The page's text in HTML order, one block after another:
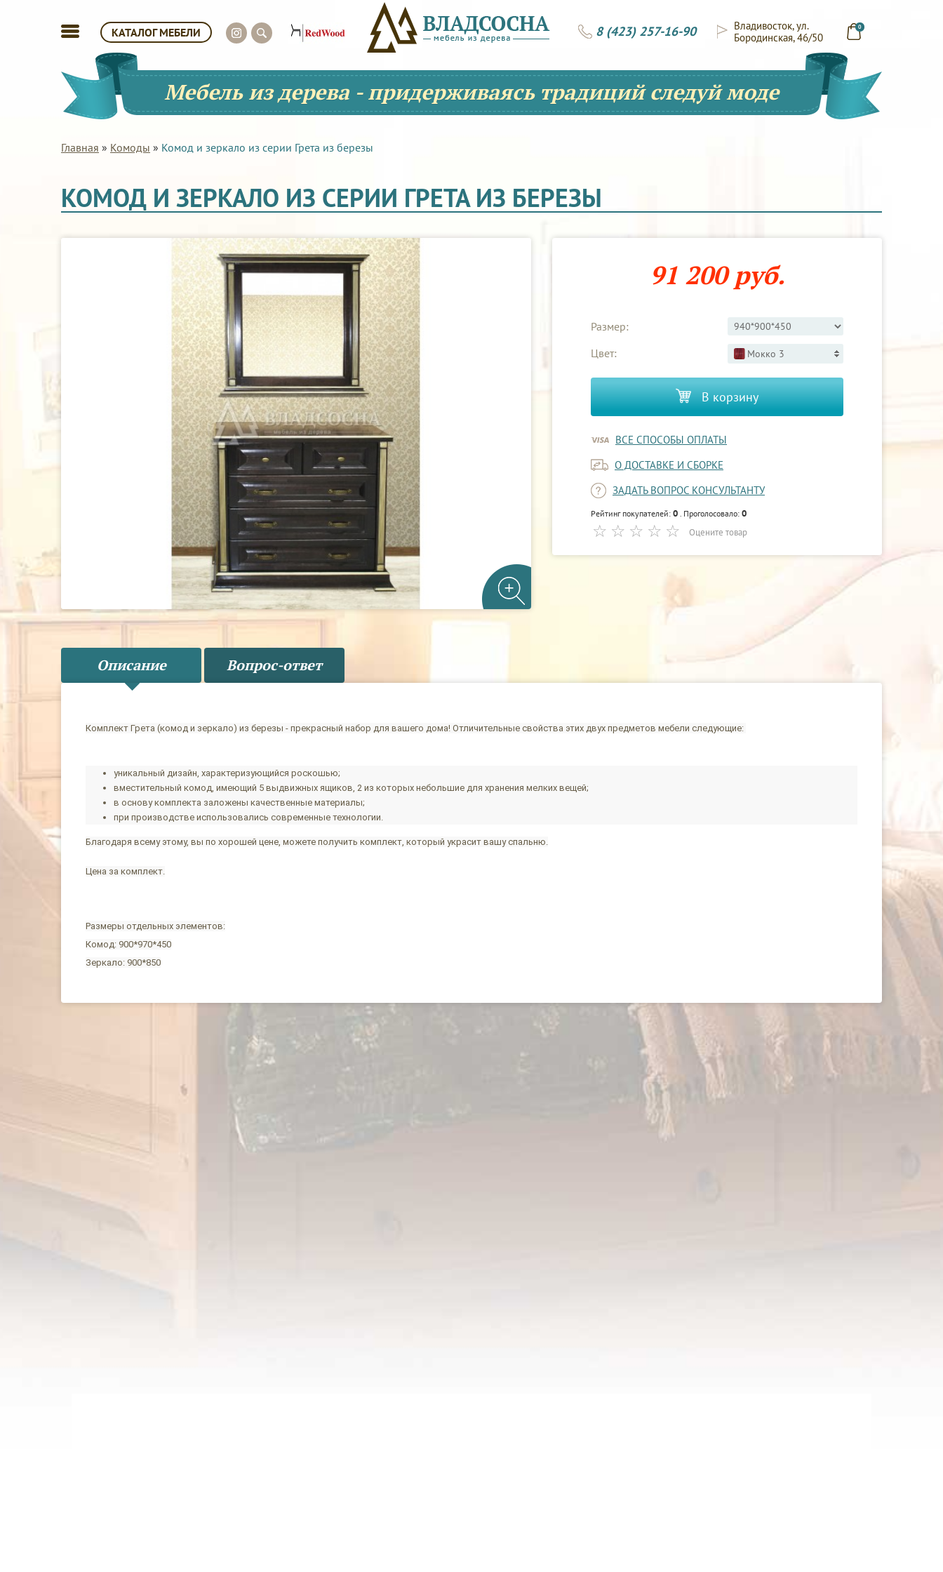
КАТАЛОГ МЕБЕЛИ 0
Владивосток, ул.
Бородинская, 46/50
8 (423) 257-16-90
Мебель из дерева - придерживаясь традиций следуй моде
Главная » Комоды » Комод и зеркало из серии Грета из березы
КОМОД И ЗЕРКАЛО ИЗ СЕРИИ ГРЕТА ИЗ БЕРЕЗЫ
91 200 руб.
Размер:
Цвет:
Мокко 3
В корзину
ВСЕ СПОСОБЫ ОПЛАТЫ
О ДОСТАВКЕ И СБОРКЕ
ЗАДАТЬ ВОПРОС КОНСУЛЬТАНТУ
Рейтинг покупателей: 0 . Проголосовало: 0
Оцените товар
Описание Вопрос-ответ
Комплект Грета (комод и зеркало) из березы - прекрасный набор для вашего дома! Отличительные свойства этих двух предметов мебели следующие:
уникальный дизайн, характеризующийся роскошью;
вместительный комод, имеющий 5 выдвижных ящиков, 2 из которых небольшие для хранения мелких вещей;
в основу комплекта заложены качественные материалы;
при производстве использовались современные технологии.
Благодаря всему этому, вы по хорошей цене, можете получить комплект, который украсит вашу спальню.
Цена за комплект.
Размеры отдельных элементов:
Комод: 900*970*450
Зеркало: 900*850